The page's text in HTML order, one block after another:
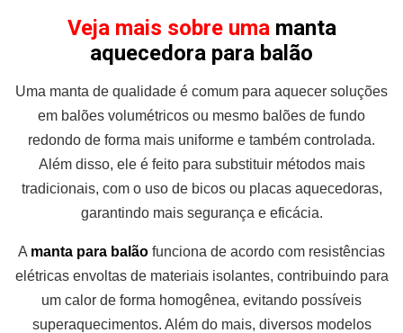
Veja mais sobre uma manta
aquecedora para balão
Uma manta de qualidade é comum para aquecer soluções
em balões volumétricos ou mesmo balões de fundo
redondo de forma mais uniforme e também controlada.
Além disso, ele é feito para substituir métodos mais
tradicionais, com o uso de bicos ou placas aquecedoras,
garantindo mais segurança e eficácia.
A manta para balão funciona de acordo com resistências
elétricas envoltas de materiais isolantes, contribuindo para
um calor de forma homogênea, evitando possíveis
superaquecimentos. Além do mais, diversos modelos